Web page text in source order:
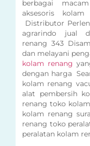
berbagai
aksesoris
Distributor
agrarindo jual
renang 343
dan melayani
kolam renang
dengan harga
kolam renang
alat pembersih
renang toko
kolam renang
renang toko
peralatan kolam